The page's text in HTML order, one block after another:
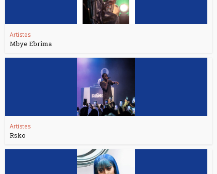
Artistes
Mbye Ebrima
Artistes
Rsko